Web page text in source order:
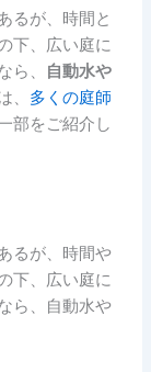
るが、時間と
下、広い庭に
ら、 自動水や
、 多くの庭師
部をご紹介し
るが、時間や
下、広い庭に
ら、自動水や